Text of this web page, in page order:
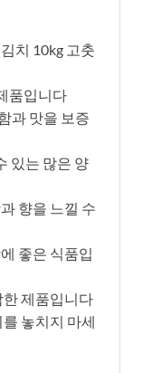
치 10kg 고춧
품입니다
과 맛을 보증
있는 많은 양
향을 느낄 수
좋은 식품입
한 제품입니다
놓치지 마세